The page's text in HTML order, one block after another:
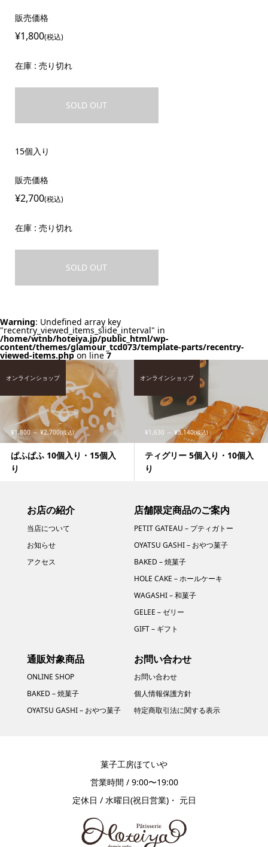
販売価格
¥1,800(税込)
在庫 : 売り切れ
SOLD OUT
15個入り
販売価格
¥2,700(税込)
在庫 : 売り切れ
SOLD OUT
Warning: Undefined array key
"recentry_viewed_items_slide_interval" in
/home/wtnb/hoteiya.jp/public_html/wp-
content/themes/glamour_tcd073/template-parts/recentry-
viewed-items.phpon line7
¥1,800 ～ ¥2,700(税込)
ぱふぱふ 10個入り・15個入
り
オンラインショップ
¥1,630 ～ ¥3,140(税込)
ティグリー 5個入り・10個入
り
オンラインショップ
お店の紹介
当店について
お知らせ
アクセス
店舗限定商品のご案内
PETIT GATEAU – プティガトー
OYATSU GASHI – おやつ菓子
BAKED – 焼菓子
HOLE CAKE – ホールケーキ
WAGASHI – 和菓子
GELEE – ゼリー
GIFT – ギフト
通販対象商品
ONLINE SHOP
BAKED – 焼菓子
OYATSU GASHI – おやつ菓子
お問い合わせ
お問い合わせ
個人情報保護方針
特定商取引法に関する表示​
菓子工房ほていや
営業時間 / 9:00〜19:00
定休日 / 水曜日(祝日営業)・ 元日